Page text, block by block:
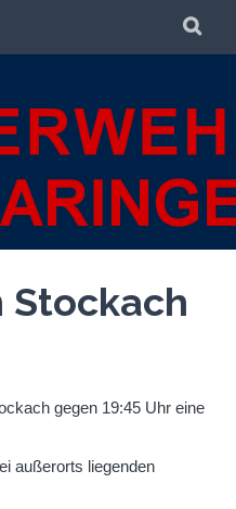
GOMARINGEN
Stockach
gegen 19:45 Uhr eine
außerorts liegenden